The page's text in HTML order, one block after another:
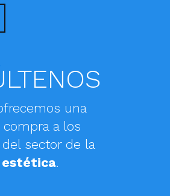
una
a los
sector de la
estética.